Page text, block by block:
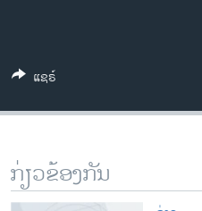
ວິທະຍາສາດ-ເທັກໂນໂລຈີ
ທຸລະກິດ
ວີດີໂອ
ແຊຣ໌
ກ່ຽວຂ້ອງກັນ